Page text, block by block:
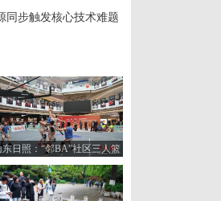
同步触发核心技术难题
东日照：“邻BA”社区三人篮
球赛火热开打